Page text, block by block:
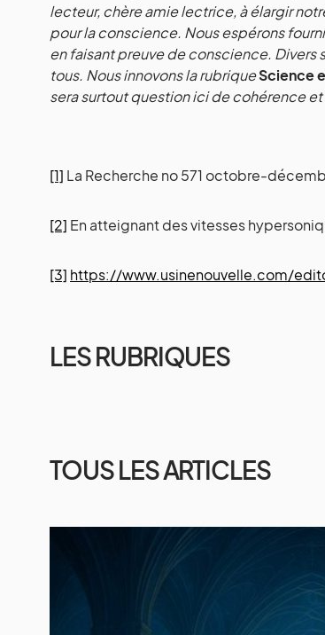
lecteur, chère amie lectrice, à élargir
pour la conscience. Nous espérons
en faisant preuve de conscience. Divers
tous. Nous innovons la rubriqueScience
sera surtout question ici de cohérence
[1] La Recherche no 571 octobre-
[2] En atteignant des vitesses
[3] https://www.usinenouvelle.com/
LES RUBRIQUES
TOUS LES ARTICLES